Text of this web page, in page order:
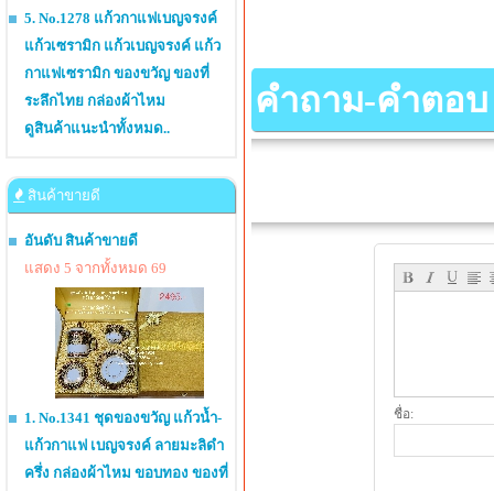
5. No.1278 แก้วกาแฟเบญจรงค์
แก้วเซรามิก แก้วเบญจรงค์ แก้ว
กาแฟเซรามิก ของขวัญ ของที่
ระลึกไทย กล่องผ้าไหม
ดูสินค้าแนะนำทั้งหมด..
สินค้าขายดี
อันดับ สินค้าขายดี
แสดง 5 จากทั้งหมด 69
1. No.1341 ชุดของขวัญ แก้วน้ำ-
แก้วกาแฟ เบญจรงค์ ลายมะลิดำ
ครึ่ง กล่องผ้าไหม ขอบทอง ของที่
คำถาม-คำตอ
ชื่อ: